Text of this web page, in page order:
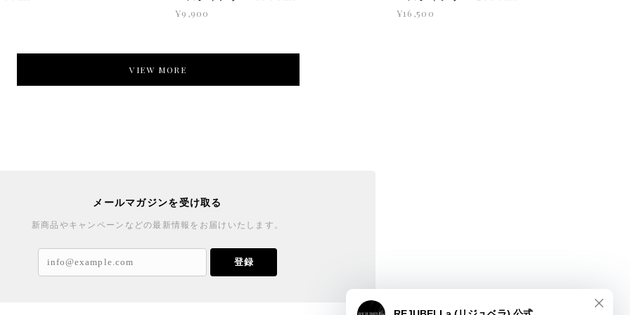
¥9,900 ¥16,500
VIEW MORE
メールマガジンを受け取る
新商品やキャンペーンなどの最新情報をお届けいたします。
登録